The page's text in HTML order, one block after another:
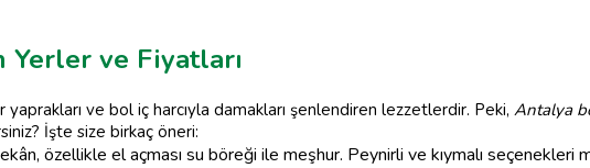
Yerler ve Fiyatları
ve bol iç harcıyla damakları şenlendiren lezzetlerdir. Peki, Antalya
İşte size birkaç öneri:
özellikle el açması su böreği ile meşhur. Peynirli ve kıymalı seçenekleri